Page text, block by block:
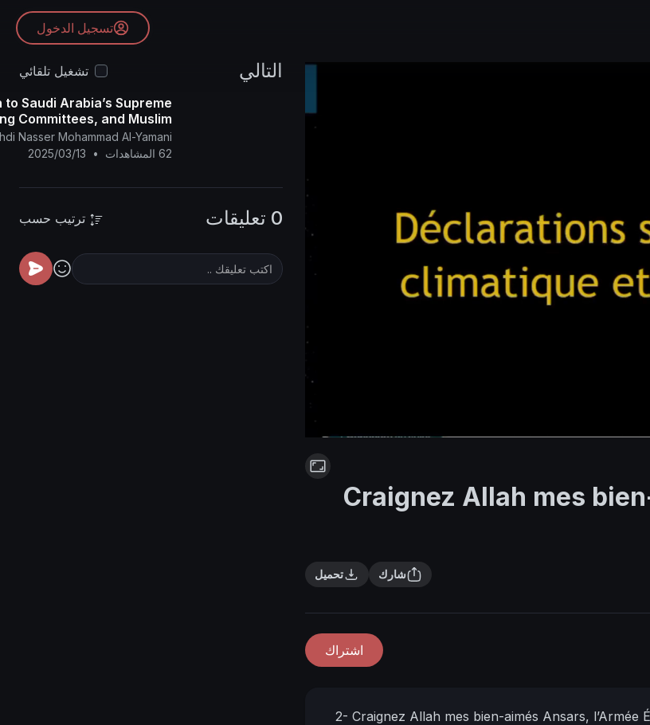
تسجيل الدخول
2- Craignez Allah mes
شارك تحميل
اشتراك
2- Craignez Allah mes bien-aimés Ansars, l’Armée
التالي
تشغيل تلقائي
Saudi Arabia’s Supreme
Committees, and Muslim
and use the Naked Eye.
Nasser Mohammad Al-Yamani
62 المشاهدات
•
2025/03/13
0 تعليقات ترتيب حسب